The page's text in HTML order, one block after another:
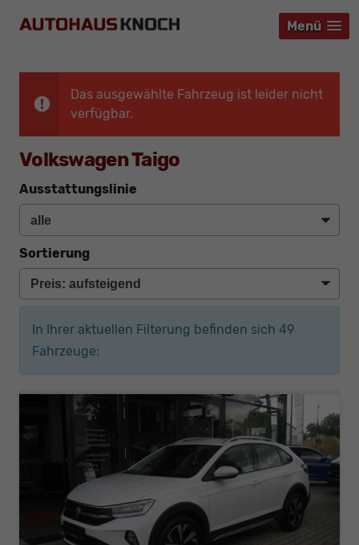
Menü
Menü
Menü
Das ausgewählte Fahrzeug ist leider nicht
verfügbar.
Volkswagen Taigo
Ausstattungslinie
Sortierung
In Ihrer aktuellen Filterung befinden sich 49
Fahrzeuge: